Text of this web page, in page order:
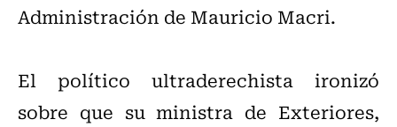
Administración de Mauricio Macri.
El político ultraderechista ironizó
sobre que su ministra de Exteriores,